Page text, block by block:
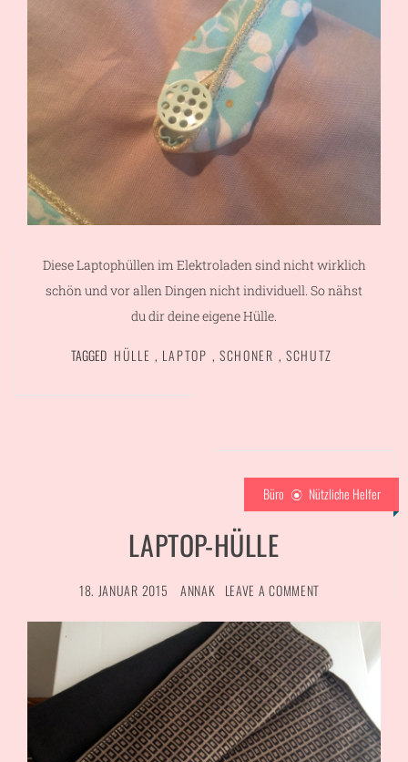
Diese Laptophüllen im Elektroladen sind nicht wirklich
schön und vor allen Dingen nicht individuell. So nähst
du dir deine eigene Hülle.
TAGGED HÜLLE , LAPTOP , SCHONER , SCHUTZ
Büro Nützliche Helfer
LAPTOP-HÜLLE
18. JANUAR 2015 ANNAK LEAVE A COMMENT